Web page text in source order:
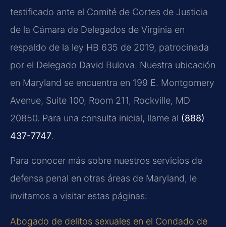
testificado ante el Comité de Cortes de Justicia
de la Cámara de Delegados de Virginia en
respaldo de la ley HB 635 de 2019, patrocinada
por el Delegado David Bulova. Nuestra ubicación
en Maryland se encuentra en 199 E. Montgomery
Avenue, Suite 100, Room 211, Rockville, MD
20850. Para una consulta inicial, llame al (888)
437-7747.
Para conocer más sobre nuestros servicios de
defensa penal en otras áreas de Maryland, le
invitamos a visitar estas páginas:
Abogado de delitos sexuales en el Condado de